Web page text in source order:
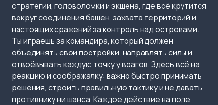
стратегии, головоломки и экшена, где всё крутится
вокруг соединения башен, захвата территорий и
настоящих сражений за контроль над островами.
Ты играешь за командира, который должен
объединять свои постройки, направлять силы и
отвоёвывать каждую точку у врагов. Здесь всё на
реакцию и соображалку: важно быстро принимать
решения, строить правильную тактику и не давать
противнику ни шанса. Каждое действие на поле